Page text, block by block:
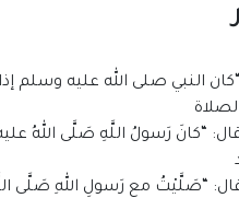
النبي صلى الله عليه وسلم
“كانَ رَسولُ اللَّهِ صَلَّى اللهُ
“صَلَّيْتُ مع رَسولِ اللهِ صَلَّى